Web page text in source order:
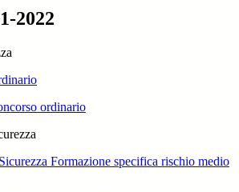
2022
ordinario
Formazione specifica rischio medio